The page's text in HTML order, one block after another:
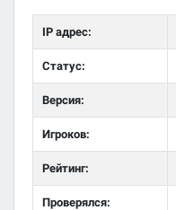
IP адрес:
Статус:
Версия:
Игроков:
Рейтинг:
Проверялся: